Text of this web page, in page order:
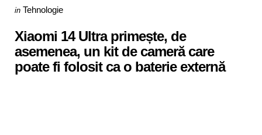
Categories
Posted
in Tehnologie
Xiaomi 14 Ultra primește, de
asemenea, un kit de cameră care
poate fi folosit ca o baterie externă